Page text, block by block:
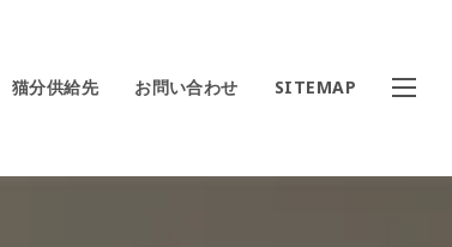
猫分供給先 お問い合わせ SITEMAP